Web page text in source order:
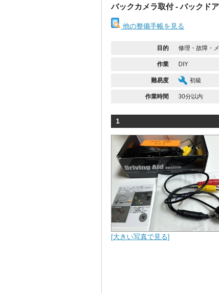
バックカメラ取付 - バックド
他の整備手帳を見る
目的 修理・故障・
作業 DIY
難易度 初級
作業時間 30分以内
1
[大きい写真で見る]